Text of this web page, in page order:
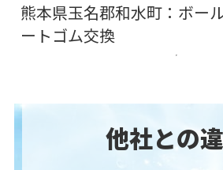
熊本県玉名郡和水町：ボー
ートゴム交換
他社との